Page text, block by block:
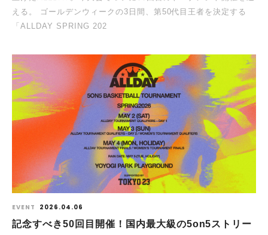
える。 ゴールデンウィークの3日間、第50代目王者を決定する
「ALLDAY SPRING 202
EVENT 2026.04.06
記念すべき50回目開催！国内最大級の5on5ストリー